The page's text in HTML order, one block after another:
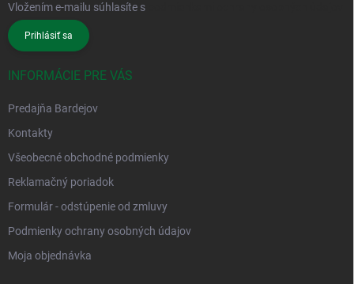
Vložením e-mailu súhlasíte s
Prihlásiť sa
INFORMÁCIE PRE VÁS
Predajňa Bardejov
Kontakty
Všeobecné obchodné podmienky
Reklamačný poriadok
Formulár - odstúpenie od zmluvy
Podmienky ochrany osobných údajov
Moja objednávka